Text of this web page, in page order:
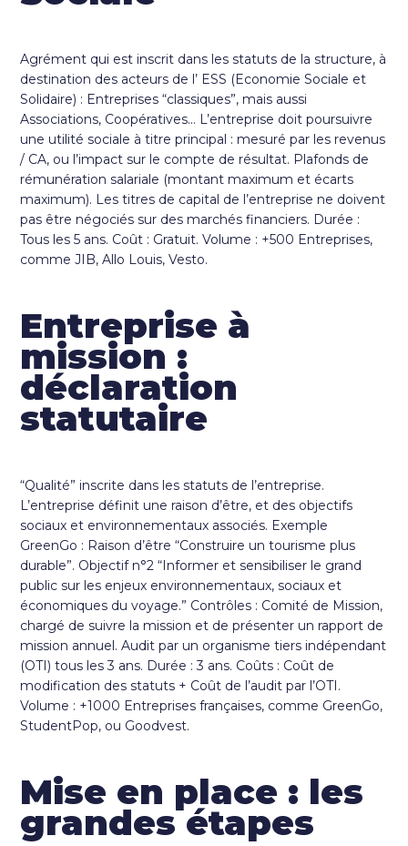
Agrément qui est inscrit dans les statuts de la structure, à
destination des acteurs de l’ ESS (Economie Sociale et
Solidaire) : Entreprises “classiques”, mais aussi
Associations, Coopératives… L’entreprise doit poursuivre
une utilité sociale à titre principal : mesuré par les revenus
/ CA, ou l’impact sur le compte de résultat. Plafonds de
rémunération salariale (montant maximum et écarts
maximum). Les titres de capital de l’entreprise ne doivent
pas être négociés sur des marchés financiers. Durée :
Tous les 5 ans. Coût : Gratuit. Volume : +500 Entreprises,
comme JIB, Allo Louis, Vesto.
Entreprise à
mission :
déclaration
statutaire
“Qualité” inscrite dans les statuts de l’entreprise.
L’entreprise définit une raison d’être, et des objectifs
sociaux et environnementaux associés. Exemple
GreenGo : Raison d’être “Construire un tourisme plus
durable”. Objectif n°2 “Informer et sensibiliser le grand
public sur les enjeux environnementaux, sociaux et
économiques du voyage.” Contrôles : Comité de Mission,
chargé de suivre la mission et de présenter un rapport de
mission annuel. Audit par un organisme tiers indépendant
(OTI) tous les 3 ans. Durée : 3 ans. Coûts : Coût de
modification des statuts + Coût de l’audit par l’OTI.
Volume : +1000 Entreprises françaises, comme GreenGo,
StudentPop, ou Goodvest.
Mise en place : les
grandes étapes